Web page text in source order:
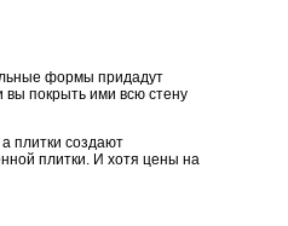
формы придадут
вы покрыть ими всю стену
плитки создают
плитки. И хотя цены на